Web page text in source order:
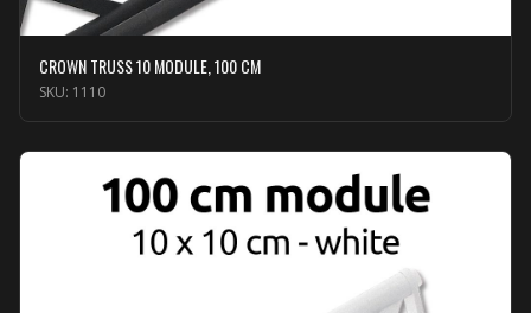
CROWN TRUSS 10 MODULE, 100 CM
SKU: 1110